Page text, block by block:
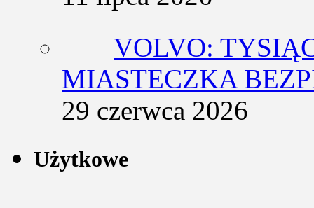
VOLVO:
MIASTECZKA
29 czerwca 2026
Użytkowe